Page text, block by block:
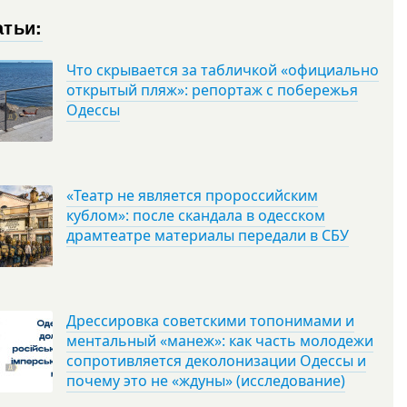
Что скрывается за табличкой «официально
открытый пляж»: репортаж с побережья
Одессы
«Театр не является пророссийским
кублом»: после скандала в одесском
драмтеатре материалы передали в СБУ
Дрессировка советскими топонимами и
ментальный «манеж»: как часть молодежи
сопротивляется деколонизации Одессы и
почему это не «ждуны» (исследование)